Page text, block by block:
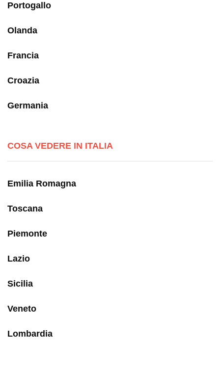
Portogallo
Olanda
Francia
Croazia
Germania
COSA VEDERE IN ITALIA
Emilia Romagna
Toscana
Piemonte
Lazio
Sicilia
Veneto
Lombardia